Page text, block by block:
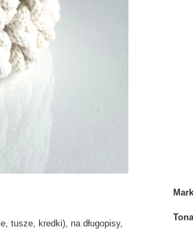
tusze, kredki), na długopisy,